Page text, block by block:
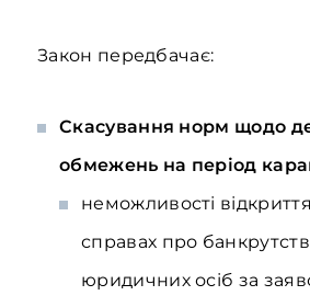
Закон передбачає:
Скасування норм щодо
обмежень на період
неможливості
справах про
юридичних осіб за